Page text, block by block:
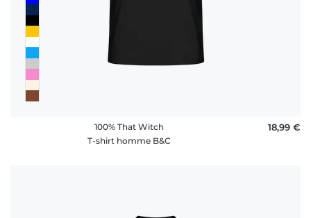
100% That Witch
T-shirt homme B&C
18,99 €